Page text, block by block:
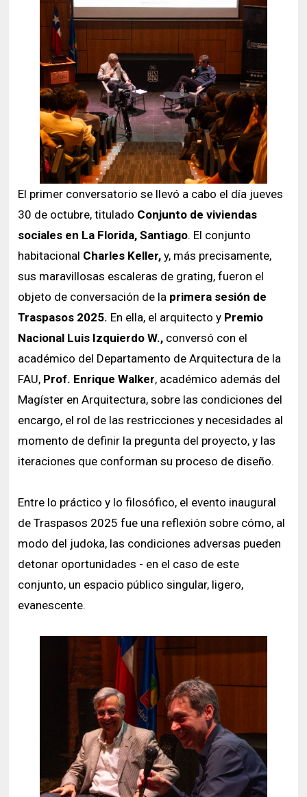
El primer conversatorio se llevó a cabo el día jueves
30 de octubre, titulado Conjunto de viviendas
sociales en La Florida, Santiago. El conjunto
habitacional Charles Keller, y, más precisamente,
sus maravillosas escaleras de grating, fueron el
objeto de conversación de la primera sesión de
Traspasos 2025. En ella, el arquitecto y Premio
Nacional Luis Izquierdo W., conversó con el
académico del Departamento de Arquitectura de la
FAU, Prof. Enrique Walker, académico además del
Magíster en Arquitectura, sobre las condiciones del
encargo, el rol de las restricciones y necesidades al
momento de definir la pregunta del proyecto, y las
iteraciones que conforman su proceso de diseño.
Entre lo práctico y lo filosófico, el evento inaugural
de Traspasos 2025 fue una reflexión sobre cómo, al
modo del judoka, las condiciones adversas pueden
detonar oportunidades - en el caso de este
conjunto, un espacio público singular, ligero,
evanescente.